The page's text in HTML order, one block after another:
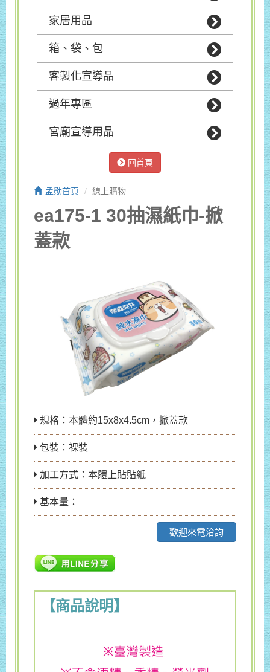
家居用品
箱、袋、包
客製化宣導品
過年專區
宮廟宣導用品
回首頁
孟勛首頁 線上購物
ea175-1 30抽濕紙巾-掀
蓋款
規格：本體約15x8x4.5cm，掀蓋款
包裝：裸裝
加工方式：本體上貼貼紙
基本量：
歡迎來電洽詢
【商品說明】